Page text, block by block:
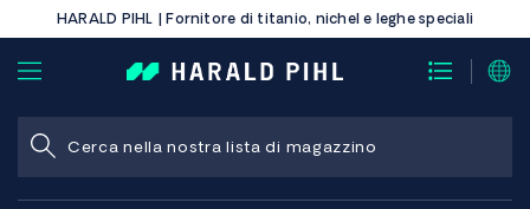
HARALD PIHL | Fornitore di titanio, nichel e leghe speciali